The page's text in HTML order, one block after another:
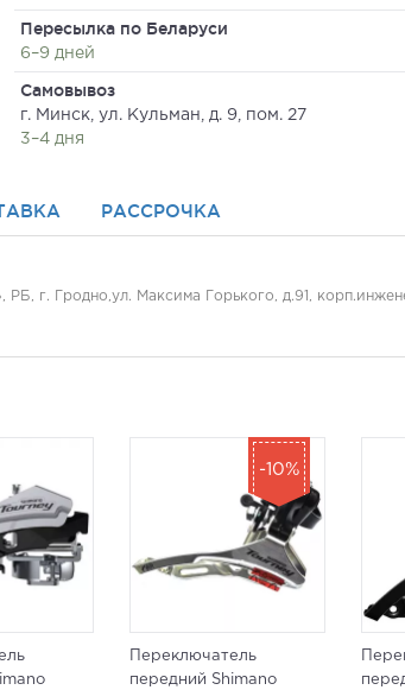
Пересылка по Беларуси
6–9 дней
Самовывоз
г. Минск, ул. Кульман, д. 9, пом. 27
3–4 дня
РАССРОЧКА
РБ, г. Гродно,ул. Максима Горького, д.91,
Переключатель
передний Shimano
-10%